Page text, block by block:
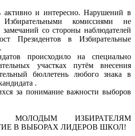
и интересно. Нарушений в
комиссиями не
со стороны наблюдателей
Президентов в Избирательные
происходило на специально
участках путём внесения
бюллетень любого знака в
.
за понимание важности выборов
ИЗБИРАТЕЛЯМ
В ВЫБОРАХ ЛИДЕРОВ ШКОЛ!